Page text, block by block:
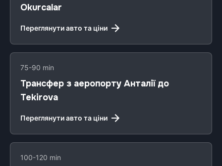
Okurcalar
Переглянути авто та ціни
75-90 min
Трансфер з аеропорту Анталії до
Tekirova
Переглянути авто та ціни
100-120 min